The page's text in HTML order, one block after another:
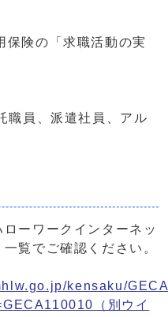
険の「求職活動の実
員、派遣社員、アル
ーワークインターネッ
覧でご確認ください。
kensaku/
（別ウイ